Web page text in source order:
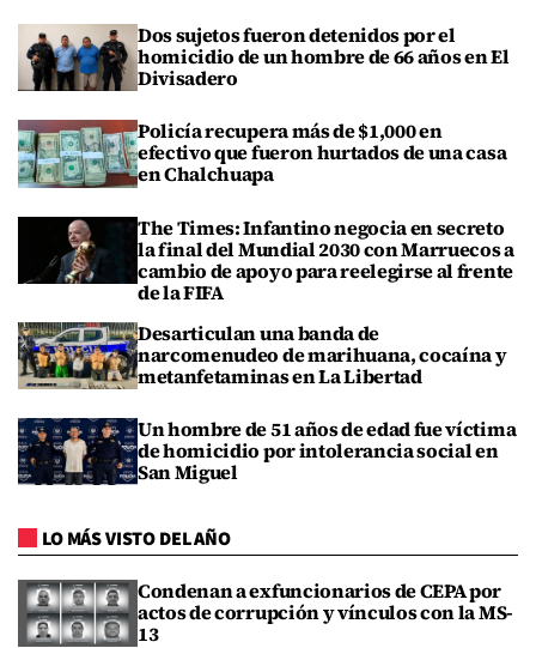
Dos sujetos fueron detenidos por el
homicidio de un hombre de 66 años en El
Divisadero
Policía recupera más de $1,000 en
efectivo que fueron hurtados de una casa
en Chalchuapa
The Times: Infantino negocia en secreto
la final del Mundial 2030 con Marruecos a
cambio de apoyo para reelegirse al frente
de la FIFA
Desarticulan una banda de
narcomenudeo de marihuana, cocaína y
metanfetaminas en La Libertad
Un hombre de 51 años de edad fue víctima
de homicidio por intolerancia social en
San Miguel
LO MÁS VISTO DEL AÑO
Condenan a exfuncionarios de CEPA por
actos de corrupción y vínculos con la MS-
13